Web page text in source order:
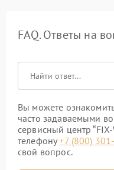
FAQ. Ответы на
Вы можете
часто задаваемыми
сервисный центр
телефону+7 (800)
свой вопрос.